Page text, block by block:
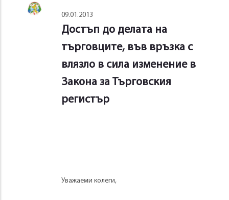
09.01.2013
Достъп до делата на
търговците, във връзка с
влязло в сила изменение в
Закона за Търговския
регистър
Уважаеми колеги,